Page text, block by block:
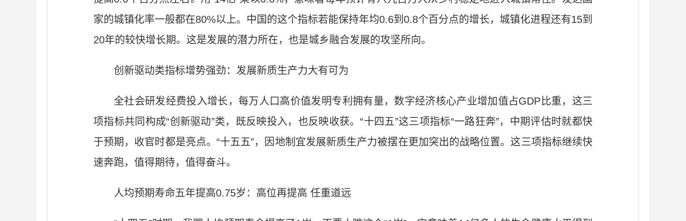
家的城镇化率一般都在80%以上。中国的这个指标若能保持年均0.6到0.8个百分点的增长，城镇化进程还有15到
20年的较快增长期。这是发展的潜力所在，也是城乡融合发展的攻坚所向。
创新驱动类指标增势强劲：发展新质生产力大有可为
全社会研发经费投入增长，每万人口高价值发明专利拥有量，数字经济核心产业增加值占GDP比重，这三
项指标共同构成“创新驱动”类，既反映投入，也反映收获。“十四五”这三项指标“一路狂奔”，中期评估时就都快
于预期，收官时都是亮点。“十五五”，因地制宜发展新质生产力被摆在更加突出的战略位置。这三项指标继续快
速奔跑，值得期待，值得奋斗。
人均预期寿命五年提高0.75岁：高位再提高 任重道远